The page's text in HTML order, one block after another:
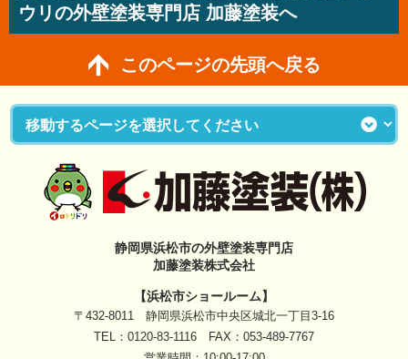
ウリの外壁塗装専門店 加藤塗装へ
このページの先頭へ戻る
静岡県浜松市の外壁塗装専門店
加藤塗装株式会社
【浜松市ショールーム】
〒432-8011 静岡県浜松市中央区城北一丁目3-16
TEL： 0120-83-1116 FAX：053-489-7767